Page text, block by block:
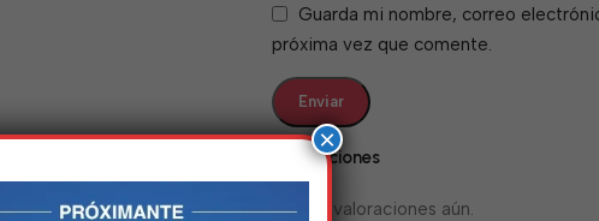
Valoraciones
No hay valoraciones aún.
Guarda mi nombre, correo
próxima vez que comente.
×